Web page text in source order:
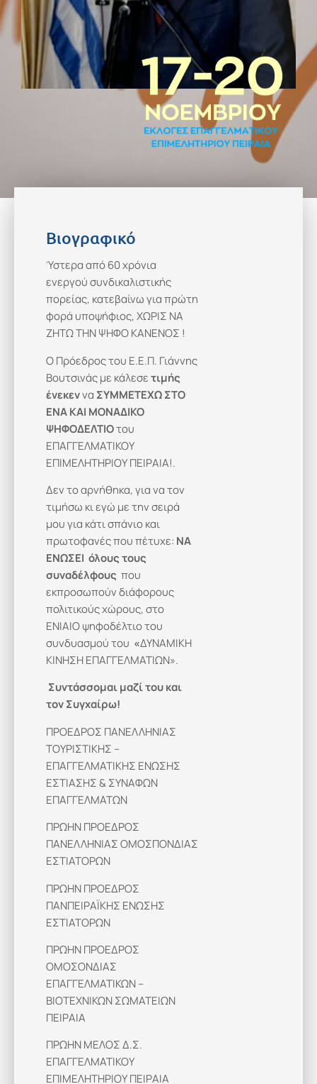
Βιογραφικό
Ύστερα από 60 χρόνια
ενεργού συνδικαλιστικής
πορείας, κατεβαίνω για πρώτη
φορά υποψήφιος, ΧΩΡΙΣ ΝΑ
ΖΗΤΩ ΤΗΝ ΨΗΦΟ ΚΑΝΕΝΟΣ !
Ο Πρόεδρος του Ε.Ε.Π. Γιάννης
Βουτσινάς με κάλεσετιμής
ένεκεννα ΣΥΜΜΕΤΕΧΩ ΣΤΟ
ΕΝΑ ΚΑΙ ΜΟΝΑΔΙΚΟ
ΨΗΦΟΔΕΛΤΙΟτου
ΕΠΑΓΓΕΛΜΑΤΙΚΟΥ
ΕΠΙΜΕΛΗΤΗΡΙΟΥ ΠΕΙΡΑΙΑ!.
Δεν το αρνήθηκα, για να τον
τιμήσω κι εγώ με την σειρά
μου για κάτι σπάνιο και
πρωτοφανές που πέτυχε: ΝΑ
ΕΝΩΣΕΙ όλους τους
συναδέλφους που
εκπροσωπούν διάφορους
πολιτικούς χώρους, στο
ΕΝΙΑΙΟ ψηφοδέλτιο του
συνδυασμού του «ΔΥΝΑΜΙΚΗ
ΚΙΝΗΣΗ ΕΠΑΓΓΕΛΜΑΤΙΩΝ».
Συντάσσομαι μαζί του και
τον Συγχαίρω!
ΠΡΟΕΔΡΟΣ ΠΑΝΕΛΛΗΝΙΑΣ
ΤΟΥΡΙΣΤΙΚΗΣ –
ΕΠΑΓΓΕΛΜΑΤΙΚΗΣ ΕΝΩΣΗΣ
ΕΣΤΙΑΣΗΣ & ΣΥΝΑΦΩΝ
ΕΠΑΓΓΕΛΜΑΤΩΝ
ΠΡΩΗΝ ΠΡΟΕΔΡΟΣ
ΠΑΝΕΛΛΗΝΙΑΣ ΟΜΟΣΠΟΝΔΙΑΣ
ΕΣΤΙΑΤΟΡΩΝ
ΠΡΩΗΝ ΠΡΟΕΔΡΟΣ
ΠΑΝΠΕΙΡΑΪΚΗΣ ΕΝΩΣΗΣ
ΕΣΤΙΑΤΟΡΩΝ
ΠΡΩΗΝ ΠΡΟΕΔΡΟΣ
ΟΜΟΣΟΝΔΙΑΣ
ΕΠΑΓΓΕΛΜΑΤΙΚΩΝ –
ΒΙΟΤΕΧΝΙΚΩΝ ΣΩΜΑΤΕΙΩΝ
ΠΕΙΡΑΙΑ
ΠΡΩΗΝ ΜΕΛΟΣ Δ.Σ.
ΕΠΑΓΓΕΛΜΑΤΙΚΟΥ
ΕΠΙΜΕΛΗΤΗΡΙΟΥ ΠΕΙΡΑΙΑ